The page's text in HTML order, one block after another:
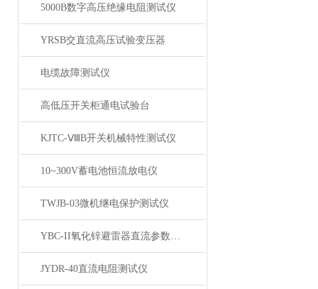
5000B数字高压绝缘电阻测试仪
YRSB交直流高压试验变压器
电缆故障测试仪
高低压开关柜通电试验台
KJTC-ⅧB开关机械特性测试仪
10~300V蓄电池恒流放电仪
TWJB-03微机继电保护测试仪
YBC-II氧化锌避雷器直流参数测试仪
JYDR-40直流电阻测试仪